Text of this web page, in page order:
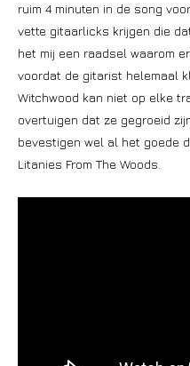
ruim 4 minuten in de song
vette gitaarlicks krijgen die
het mij een raadsel waarom
voordat de gitarist helemaal
Witchwood kan niet op elke
overtuigen dat ze gegroeid
bevestigen wel al het goede
Litanies From The Woods.